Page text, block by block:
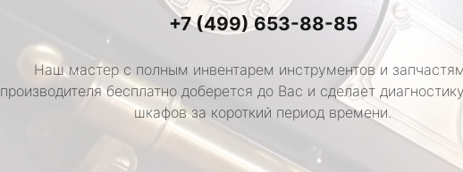
+7 (499) 653-88-85
Наш мастер с полным инвентарем инструментов и
производителя бесплатно доберется до Вас и сделает
шкафов за короткий период времени.